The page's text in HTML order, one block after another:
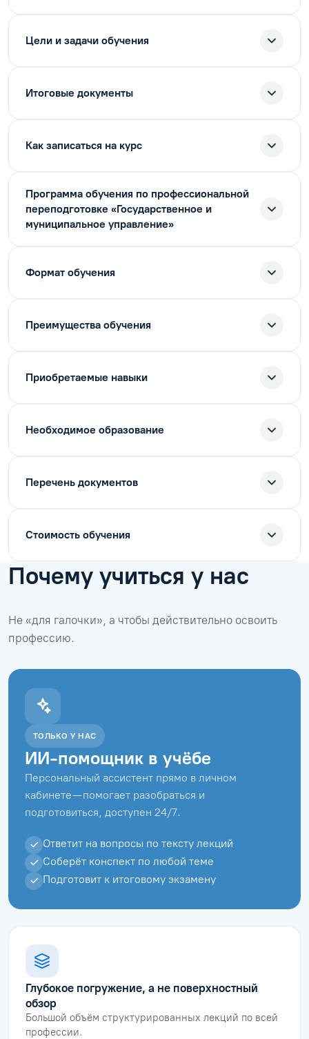
Цели и задачи обучения
Итоговые документы
Как записаться на курс
Программа обучения по профессиональной
переподготовке «Государственное и
муниципальное управление»
Формат обучения
Преимущества обучения
Приобретаемые навыки
Необходимое образование
Перечень документов
Стоимость обучения
Почему учиться у нас
Не «для галочки», а чтобы действительно освоить
профессию.
ТОЛЬКО У НАС
ИИ-помощник в учёбе
Персональный ассистент прямо в личном
кабинете — помогает разобраться и
подготовиться, доступен 24/7.
Ответит на вопросы по тексту лекций
Соберёт конспект по любой теме
Подготовит к итоговому экзамену
Глубокое погружение, а не поверхностный
обзор
Большой объём структурированных лекций по всей
профессии.